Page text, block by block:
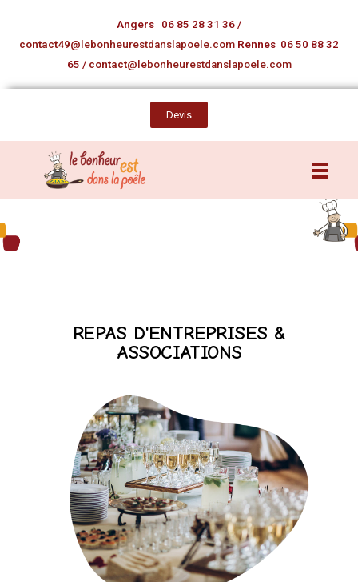
Angers 06 85 28 31 36 /
contact49@lebonheurestdanslapoele.com Rennes 06 50 88 32
65 / contact@lebonheurestdanslapoele.com
Devis
REPAS D'ENTREPRISES &
ASSOCIATIONS